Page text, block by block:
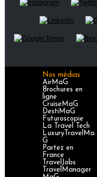
Nos médias
AirMaG
Brochures en
ligne
CruiseMaG
DestiMaG
Futuroscopie
La Travel Tech
LuxuryTravelMa
G
Partez en
France
TravelJobs
TravelManager